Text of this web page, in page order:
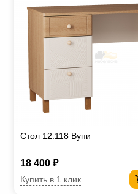
Стол 12.118 Вупи
18 400 ₽
Купить в 1 клик